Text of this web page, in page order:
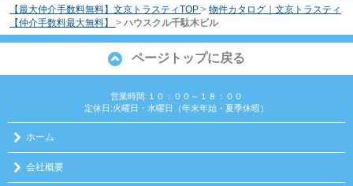
【最大仲介手数料無料】文京トラスティTOP > 物件カタログ｜文京トラスティ
【仲介手数料最大無料】
> ハウスクル千駄木ビル
ページトップに戻る
営業時間:１０：００～１８：００
定休日:火曜日・水曜日（年末年始・夏季休暇）
ホーム
会社概要